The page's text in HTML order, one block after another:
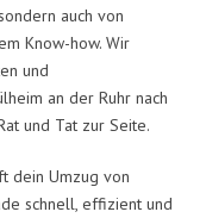
auch von
Know-how. Wir
und
an der Ruhr nach
und Tat zur Seite.
dein Umzug von
schnell, effizient und